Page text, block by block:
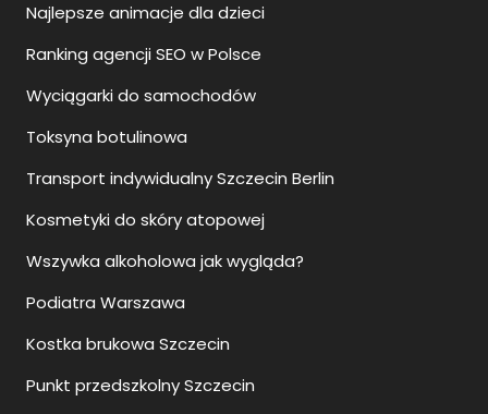
Najlepsze animacje dla dzieci
Ranking agencji SEO w Polsce
Wyciągarki do samochodów
Toksyna botulinowa
Transport indywidualny Szczecin Berlin
Kosmetyki do skóry atopowej
Wszywka alkoholowa jak wygląda?
Podiatra Warszawa
Kostka brukowa Szczecin
Punkt przedszkolny Szczecin